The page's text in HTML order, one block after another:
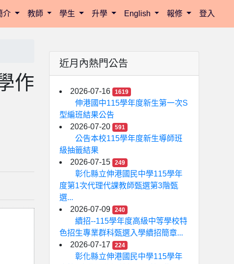
介 教師 學生 升學 English 報修 登入
作
近月內熱門公告
2026-07-16 1619
伸港國中115學年度新生第一次S
型編班結果公告
2026-07-20
591
公告本校115學年度新生導師班
級抽籤結果
2026-07-15
249
彰化縣立伸港國民中學115學年
度第1次代理代課教師甄選第3階甄
選...
2026-07-09
240
續招--115學年度高級中等學校特
色招生專業群科甄選入學續招簡章...
2026-07-17
224
彰化縣立伸港國民中學115學年